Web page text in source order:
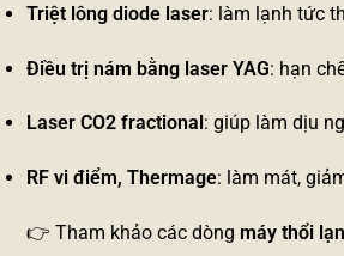
Triệt lông diode laser: làm lạnh tức
Điều trị nám bằng laser YAG: hạn
Laser CO2 fractional : giúp làm dịu
RF vi điểm, Thermage: làm mát,
👉 Tham khảo các dòng máy thổi